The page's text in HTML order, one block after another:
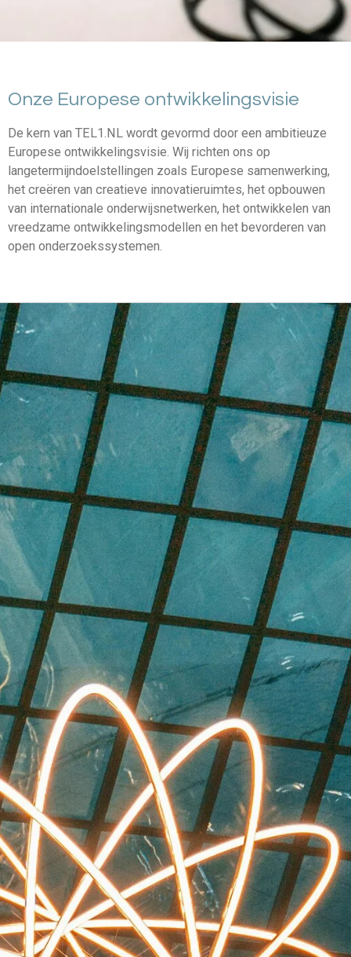
Onze Europese ontwikkelingsvisie
De kern van TEL1.NL wordt gevormd door een ambitieuze
Europese ontwikkelingsvisie. Wij richten ons op
langetermijndoelstellingen zoals Europese samenwerking,
het creëren van creatieve innovatieruimtes, het opbouwen
van internationale onderwijsnetwerken, het ontwikkelen van
vreedzame ontwikkelingsmodellen en het bevorderen van
open onderzoekssystemen.